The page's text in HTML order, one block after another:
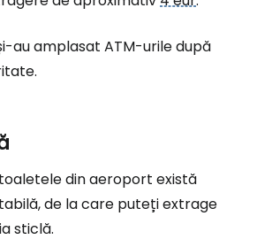
au amplasat ATM-urile după
din aeroport există
de la care puteți extrage
sticlă.